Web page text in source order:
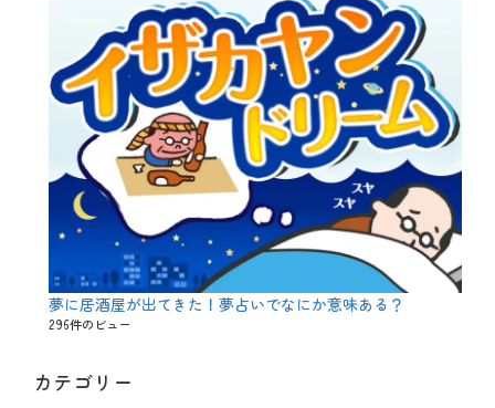
夢に居酒屋が出てきた！夢占いでなにか意味ある？
296件のビュー
カテゴリー